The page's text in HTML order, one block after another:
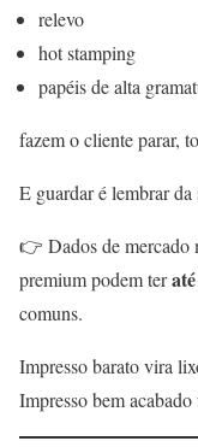
relevo
hot stamping
papéis de alta
fazem o cliente parar,
E guardar é lembrar da
👉 Dados de mercado
premium podem ter
comuns.
Impresso barato vira
Impresso bem